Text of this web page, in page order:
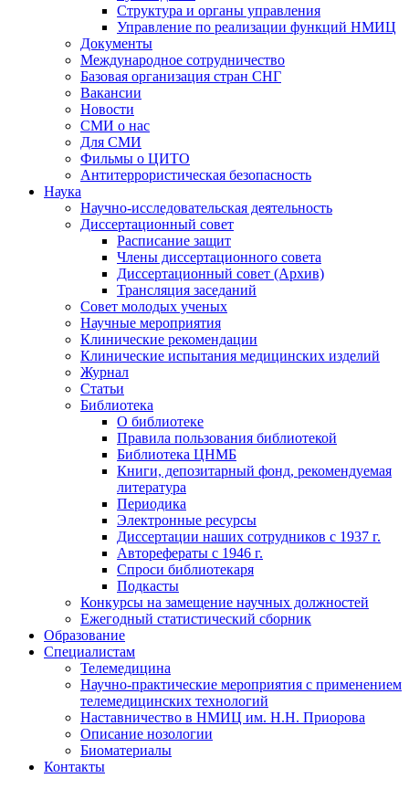
Структура и органы управления
Управление по реализации функций НМИЦ
Документы
Международное сотрудничество
Базовая организация стран СНГ
Вакансии
Новости
СМИ о нас
Для СМИ
Фильмы о ЦИТО
Антитеррористическая безопасность
Наука
Научно-исследовательская деятельность
Диссертационный совет
Расписание защит
Члены диссертационного совета
Диссертационный совет (Архив)
Трансляция заседаний
Совет молодых ученых
Научные мероприятия
Клинические рекомендации
Клинические испытания медицинских изделий
Журнал
Статьи
Библиотека
О библиотеке
Правила пользования библиотекой
Библиотека ЦНМБ
Книги, депозитарный фонд, рекомендуемая
литература
Периодика
Электронные ресурсы
Диссертации наших сотрудников с 1937 г.
Авторефераты с 1946 г.
Спроси библиотекаря
Подкасты
Конкурсы на замещение научных должностей
Ежегодный статистический сборник
Образование
Специалистам
Телемедицина
Научно-практические мероприятия с применением
телемедицинских технологий
Наставничество в НМИЦ им. Н.Н. Приорова
Описание нозологии
Биоматериалы
Контакты